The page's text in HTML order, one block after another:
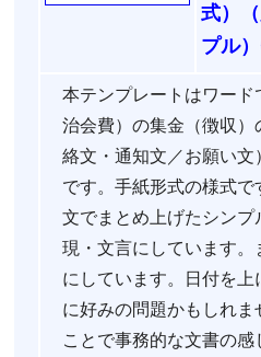
式）
プル
本テンプレートはワー
治会費）の集金（徴収
絡文・通知文／お願い
です。手紙形式の様式
文でまとめ上げたシン
現・文言にしています
にしています。日付を
に好みの問題かもしれ
ことで事務的な文書の